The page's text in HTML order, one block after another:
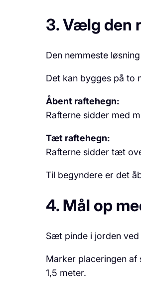
3. Vælg den
Den nemmeste
Det kan bygges på to
Åbent raftehegn:
Rafterne sidder med
Tæt raftehegn:
Rafterne sidder tæt
Til begyndere er det
4. Mål op
Sæt pinde i jorden ved
Marker placeringen af
1,5 meter.